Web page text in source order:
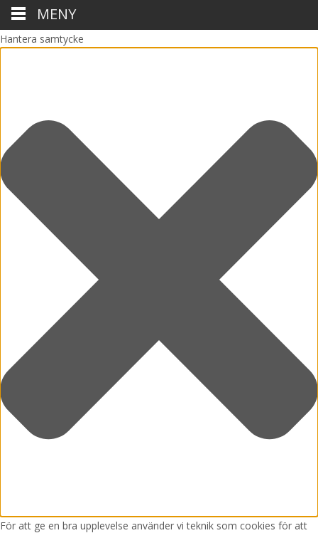
Hantera samtycke
För att ge en bra upplevelse använder vi teknik som cookies för att
MENY